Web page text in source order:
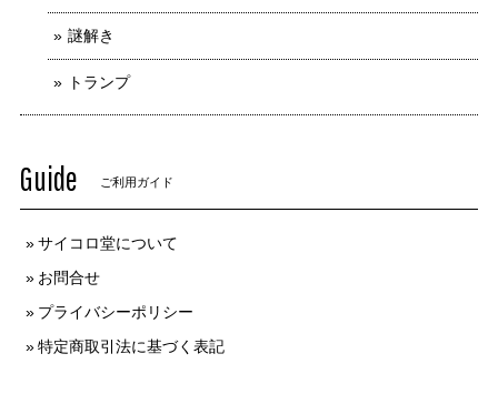
謎解き
トランプ
Guide ご利用ガイド
サイコロ堂について
お問合せ
プライバシーポリシー
特定商取引法に基づく表記